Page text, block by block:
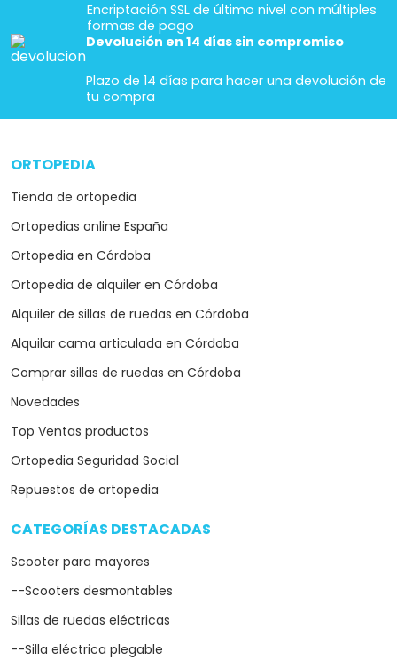
Encriptación SSL de último nivel con múltiples
formas de pago
Devolución en 14 días sin compromiso
Plazo de 14 días para hacer una devolución de
tu compra
ORTOPEDIA
Tienda de ortopedia
Ortopedias online España
Ortopedia en Córdoba
Ortopedia de alquiler en Córdoba
Alquiler de sillas de ruedas en Córdoba
Alquilar cama articulada en Córdoba
Comprar sillas de ruedas en Córdoba
Novedades
Top Ventas productos
Ortopedia Seguridad Social
Repuestos de ortopedia
CATEGORÍAS DESTACADAS
Scooter para mayores
--Scooters desmontables
Sillas de ruedas eléctricas
--Silla eléctrica plegable